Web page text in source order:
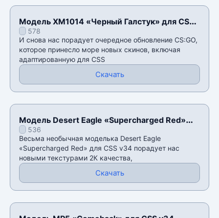
Модель XM1014 «Черный Галстук» для CSS
v34578
И снова нас порадует очередное обновление CS:GO,
которое принесло море новых скинов, включая
адаптированную для CSS
Скачать
Модель Desert Eagle «Supercharged Red»
для CSS v34
536
Весьма необычная моделька Desert Eagle
«Supercharged Red» для CSS v34 порадует нас
новыми текстурами 2К качества,
Скачать